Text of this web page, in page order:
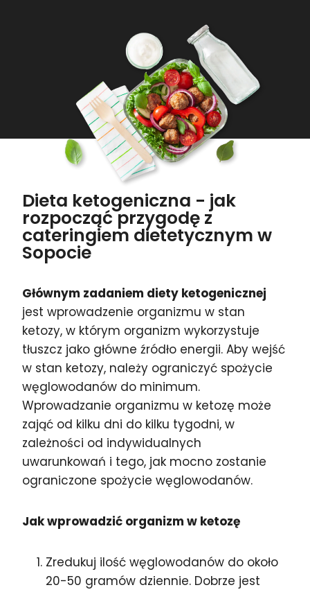
Dieta ketogeniczna - jak
rozpocząć przygodę z
cateringiem dietetycznym w
Sopocie
Głównym zadaniem diety ketogenicznej
jest wprowadzenie organizmu w stan
ketozy, w którym organizm wykorzystuje
tłuszcz jako główne źródło energii. Aby wejść
w stan ketozy, należy ograniczyć spożycie
węglowodanów do minimum.
Wprowadzanie organizmu w ketozę może
zająć od kilku dni do kilku tygodni, w
zależności od indywidualnych
uwarunkowań i tego, jak mocno zostanie
ograniczone spożycie węglowodanów.
Jak wprowadzić organizm w ketozę
Zredukuj ilość węglowodanów do około
20-50 gramów dziennie. Dobrze jest